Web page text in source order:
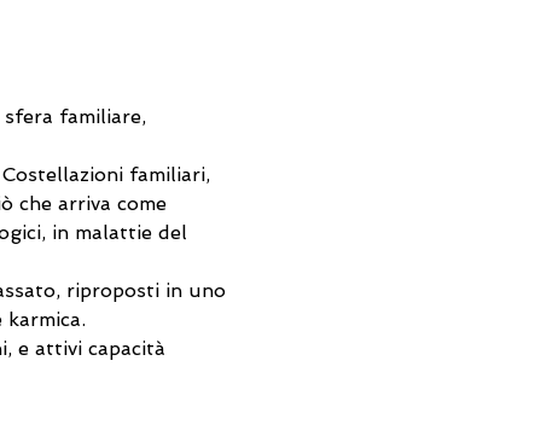
familiare,
familiari,
che arriva come
in malattie del
riproposti in uno
e attivi capacità